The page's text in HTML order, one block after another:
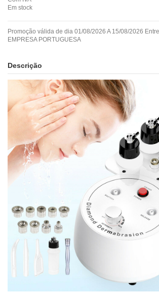
Em stock
Promoção válida de dia 01/08/2026 A 15/08/2026
EMPRESA PORTUGUESA
Descrição